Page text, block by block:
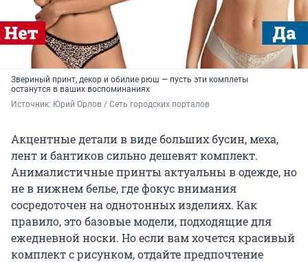
Звериный принт, декор и обилие рюш — пусть эти комплеты
останутся в ваших воспоминаниях
Источник: Юрий Орлов / Сеть городских порталов
Акцентные детали в виде больших бусин, меха,
лент и бантиков сильно дешевят комплект.
Анималистичные принты актуальны в одежде, но
не в нижнем белье, где фокус внимания
сосредоточен на однотонных изделиях. Как
правило, это базовые модели, подходящие для
ежедневной носки. Но если вам хочется красивый
комплект с рисунком, отдайте предпочтение